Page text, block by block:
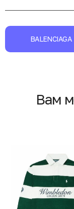
BALENCIAGA
Вам